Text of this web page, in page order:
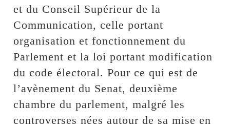
et du Conseil Supérieur de la
Communication, celle portant
organisation et fonctionnement du
Parlement et la loi portant modification
du code électoral. Pour ce qui est de
l’avènement du Senat, deuxième
chambre du parlement, malgré les
controverses nées autour de sa mise en